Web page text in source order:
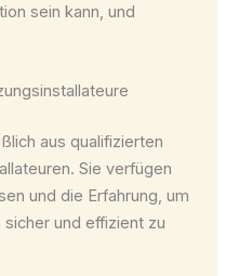
sein kann, und
aus qualifizierten
Sie verfügen
und die Erfahrung, um
und effizient zu